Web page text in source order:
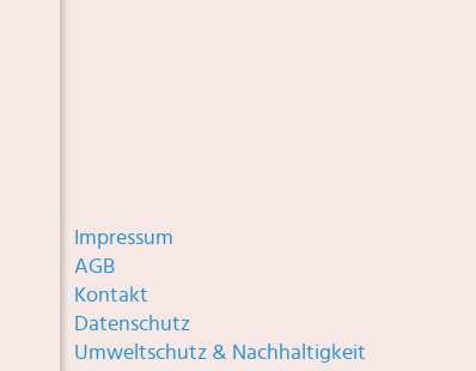
Impressum
AGB
Kontakt
Datenschutz
Umweltschutz & Nachhaltigkeit